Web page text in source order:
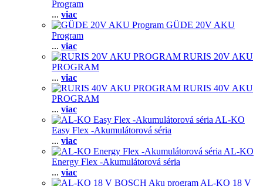
Program
... viac
GÜDE 20V AKU
Program
... viac
RURIS 20V AKU
PROGRAM
... viac
RURIS 40V AKU
PROGRAM
... viac
AL-KO
Easy Flex -Akumulátorová séria
... viac
AL-KO
Energy Flex -Akumulátorová séria
... viac
AL-KO 18 V